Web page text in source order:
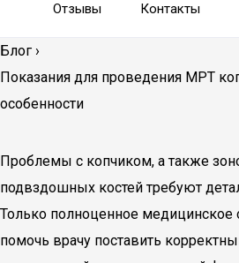
Отзывы Контакты
Блог ›
Показания для проведения МРТ
особенности
Проблемы с копчиком, а также
подвздошных костей требуют
Только полноценное
помочь врачу поставить